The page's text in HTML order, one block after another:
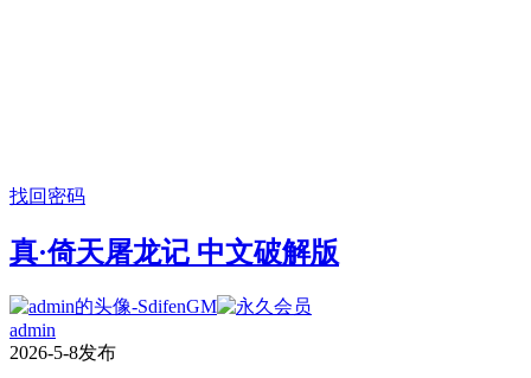
找回密码
真·倚天屠龙记 中文破解版
admin
2026-5-8发布